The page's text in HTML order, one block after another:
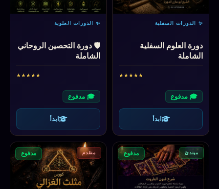
✨ الدورات السفلية
دورة العلوم السفلية
الشاملة
★
★
★
★
★
🎓 مدفوع
ابدأ
✨ الدورات العلوية
🛡️ دورة التحصين الروحاني
الشاملة
★
★
★
★
★
🎓 مدفوع
ابدأ
مبتدئ مدفوع متقدم مدفوع